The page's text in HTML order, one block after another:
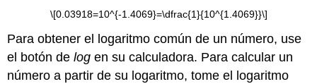
\[0.03918=10^{-1.4069}=\dfrac{1}{10^{1.4069}}\]
Para obtener el logaritmo común de un número, use
el botón delogen su calculadora. Para calcular un
número a partir de su logaritmo, tome el logaritmo